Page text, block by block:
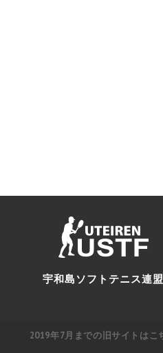
宇和島ソフトテニス連盟
2019年7月までの旧サイトはこ